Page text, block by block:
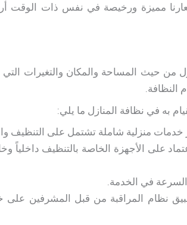
مميزة ورخيصة في نفس ذات الوقت
حيث المساحة والمكان والتغيرات
النظافة.
به في نظافة المنازل ما يلي:
منزلية شاملة تشتمل على التنظيف
على الأجهزة الخاصة بالتنظيف داخلياً
في الخدمة.
نظام المراقبة من قبل المشرفين